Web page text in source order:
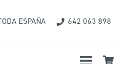
ESPAÑA 642 063 898